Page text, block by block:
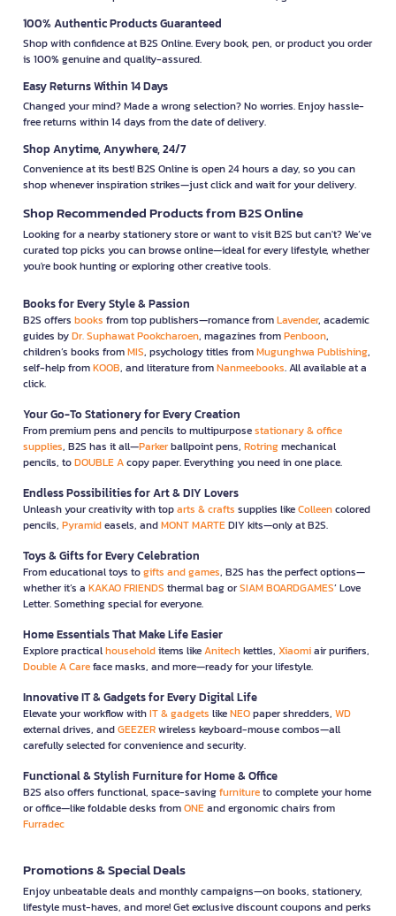
100% Authentic Products Guaranteed
Shop with confidence at B2S Online. Every book, pen, or product you order
is 100% genuine and quality-assured.
Easy Returns Within 14 Days
Changed your mind? Made a wrong selection? No worries. Enjoy hassle-
free returns within 14 days from the date of delivery.
Shop Anytime, Anywhere, 24/7
Convenience at its best! B2S Online is open 24 hours a day, so you can
shop whenever inspiration strikes—just click and wait for your delivery.
Shop Recommended Products from B2S Online
Looking for a nearby stationery store or want to visit B2S but can't? We’ve
curated top picks you can browse online—ideal for every lifestyle, whether
you're book hunting or exploring other creative tools.
Books for Every Style & Passion
B2S offers books from top publishers—romance fromLavender, academic
guides byDr. Suphawat Pookcharoen, magazines fromPenboon,
children’s books fromMIS, psychology titles fromMugunghwa Publishing,
self-help fromKOOB, and literature fromNanmeebooks. All available at a
click.
Your Go-To Stationery for Every Creation
From premium pens and pencils to multipurposestationary & office
supplies, B2S has it all—Parkerballpoint pens, Rotringmechanical
pencils, toDOUBLE Acopy paper. Everything you need in one place.
Endless Possibilities for Art & DIY Lovers
Unleash your creativity with toparts & crafts supplies likeColleencolored
pencils, Pyramideasels, andMONT MARTEDIY kits—only at B2S.
Toys & Gifts for Every Celebration
From educational toys togifts and games, B2S has the perfect options—
whether it’s a KAKAO FRIENDS thermal bag orSIAM BOARDGAMES’ Love
Letter. Something special for everyone.
Home Essentials That Make Life Easier
Explore practicalhouseholditems likeAnitechkettles, Xiaomiair purifiers,
Double A Careface masks, and more—ready for your lifestyle.
Innovative IT & Gadgets for Every Digital Life
Elevate your workflow withIT & gadgets likeNEOpaper shredders, WD
external drives, andGEEZERwireless keyboard-mouse combos—all
carefully selected for convenience and security.
Functional & Stylish Furniture for Home & Office
B2S also offers functional, space-savingfurnitureto complete your home
or office—like foldable desks fromONEand ergonomic chairs from
Furradec
Promotions & Special Deals
Enjoy unbeatable deals and monthly campaigns—on books, stationery,
lifestyle must-haves, and more! Get exclusive discount coupons and perks